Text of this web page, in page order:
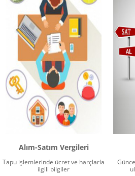
Alım-Satım Vergileri
Tapu işlemlerinde ücret ve harçlarla
ilgili bilgiler